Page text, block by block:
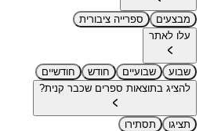
מבצעים
ספרייה ציבורית
עלו לאתר
שבוע שבועיים חודש
חודשיים
להציג בתוצאות ספרים שכבר קנית?
תציגו
תסתירו